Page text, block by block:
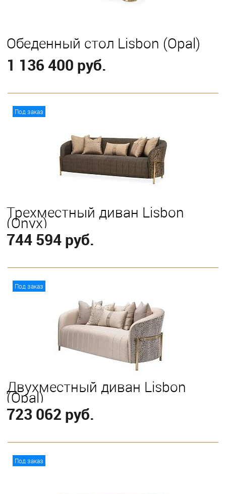
Обеденный стол Lisbon (Opal)
1 136 400 руб.
Под заказ
Трехместный диван Lisbon
(Onyx)
744 594 руб.
Под заказ
Двухместный диван Lisbon
(Opal)
723 062 руб.
Под заказ